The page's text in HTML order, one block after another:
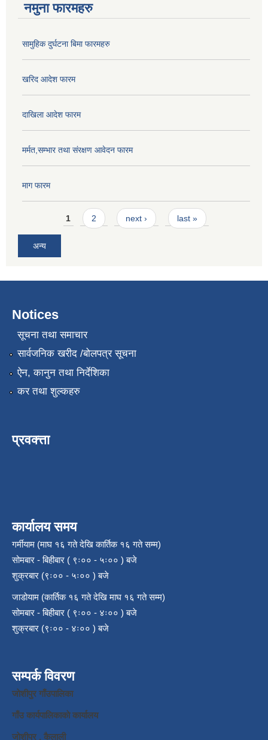
नमुना फारमहरु
सामुहिक दुर्घटना बिमा फारमहरु
खरिद आदेश फारम
दाखिला आदेश फारम
मर्मत,सम्भार तथा संरक्षण आवेदन फारम
माग फारम
Pages1 2 next › last »
अन्य
Notices
सूचना तथा समाचार
सार्वजनिक खरीद /बोलपत्र सूचना
ऐन, कानुन तथा निर्देशिका
कर तथा शुल्कहरु
प्रवक्त्ता
कार्यालय समय
गर्मीयाम (माघ १६ गते देखि कार्तिक १६ गते सम्म)
सोमबार - बिहीबार ( ९ः०० - ५ः०० ) बजे
शुक्रबार (९ः०० - ५ः०० ) बजे
जाडोयाम (कार्तिक १६ गते देखि माघ १६ गते सम्म)
सोमबार - बिहीबार ( ९ः०० - ४ः०० ) बजे
शुक्रबार (९ः०० - ४ः०० ) बजे
सम्पर्क विवरण
जाेशीपुर गाँउपालिका
गाँउ कार्यपालिकाकाे कार्यालय
जाेशीपुर , कैलाली